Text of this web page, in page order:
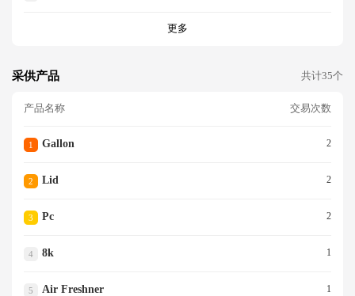
更多
采供产品 共计35个
产品名称 交易次数
1 Gallon 2
2 Lid 2
3 Pc 2
4 8k 1
5 Air Freshner 1